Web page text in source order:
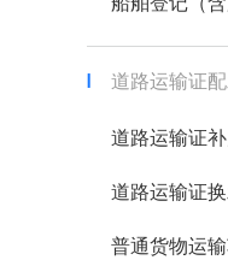
道路运输证
道路运输证
道路运输证
普通货物运